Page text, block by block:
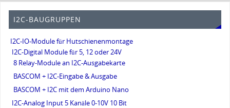
I2C-BAUGRUPPEN
I2C-IO-Module für Hutschienenmontage
I2C-Digital Module für 5, 12 oder 24V
8 Relay-Module an I2C-Ausgabekarte
BASCOM + I2C-Eingabe & Ausgabe
BASCOM + I2C mit dem Arduino Nano
I2C-Analog Input 5 Kanäle 0-10V 10 Bit